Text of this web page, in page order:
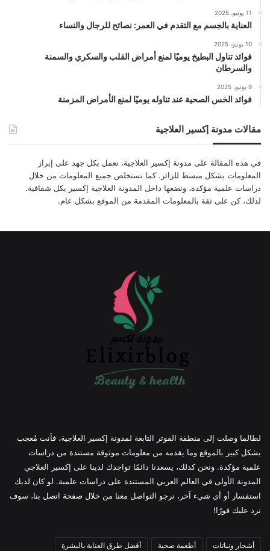
11 يونيو، 2025
العناية بالجسم مع التقدم في العمر: نصائح للرجال والنساء
10 يونيو، 2025
فوائد تناول البطيخ يوميًا لمنع أمراض القلب والسكري والسمنة
والسرطان
9 يونيو، 2025
فوائد الخس الصحية عند تناوله يوميًا لمنع الأمراض المزمنة
مقالات مدونة إكسير العلاجية
في هذه المقالة على مدونة إكسير العلاجية، نعمل بكل جهد على إبراز
المعلومات بشكل مبسط للزائر. كما نستخلص جميع المعلومات من خلال
دراسات علمية مؤكدة، ونضعها داخل المدونة العلاجية إكسير بكل شفافية.
لذلك، كن على ثقة بالمعلومات المقدمة من الموقع بشكل عام.
لطالما وصلت إلى منطقة الفوتر التابعة لمدونة إكسير العلاجية، فأنت مُعجب
بشكل كبير بالموقع وما يقدمه من معلومات موثوقة مستندة من دراسات
علمية مؤكدة. ونحن كذلك، يسعدنا دائمًا تواجدك لدينا على إكسير العلاجي
المدونة الأولى في العالم العربي المستندة على دراسات علمية. لو كان لديك
استفسار أو أي شيء آخر، نرجو التواصل معنا من خلال صفحة اتصل بنا، سوف
نرد عليك فورًا!
أشجار ونباتات أطعمة صحية أفضل طرق العناية بالبشرة